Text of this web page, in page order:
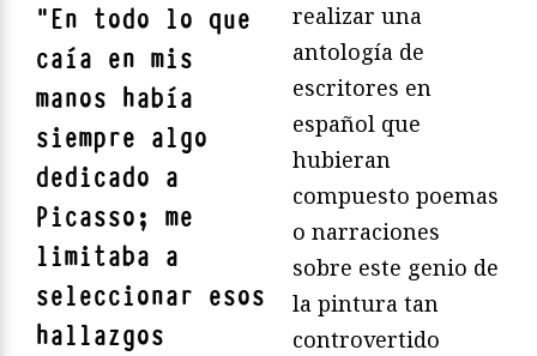
"En todo lo que
caía en mis
manos había
siempre algo
dedicado a
Picasso; me
limitaba a
seleccionar esos
hallazgos
realizar una
antología de
escritores en
español que
hubieran
compuesto poemas
o narraciones
sobre este genio de
la pintura tan
controvertido